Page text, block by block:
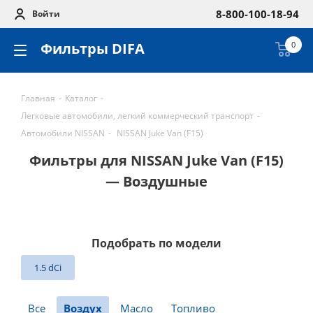
Войти 8-800-100-18-94
Фильтры DIFA 0
Главная - Каталог -
Легковые автомобили, легкий коммерческий транспорт -
Автомобили NISSAN - NISSAN Juke Van (F15)
Фильтры для NISSAN Juke Van (F15)
— Воздушные
Подобрать по модели
1.5 dCi
Все Воздух Масло Топливо